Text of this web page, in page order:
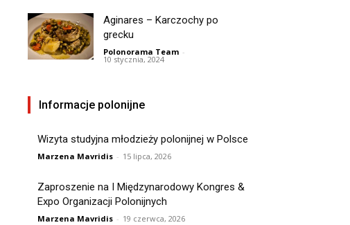
Aginares – Karczochy po
grecku
Polonorama Team -
10 stycznia, 2024
Informacje polonijne
Wizyta studyjna młodzieży polonijnej w Polsce
Marzena Mavridis - 15 lipca, 2026
Zaproszenie na I Międzynarodowy Kongres &
Expo Organizacji Polonijnych
Marzena Mavridis - 19 czerwca, 2026